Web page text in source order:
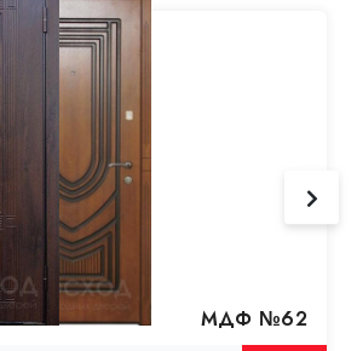
МДФ №62